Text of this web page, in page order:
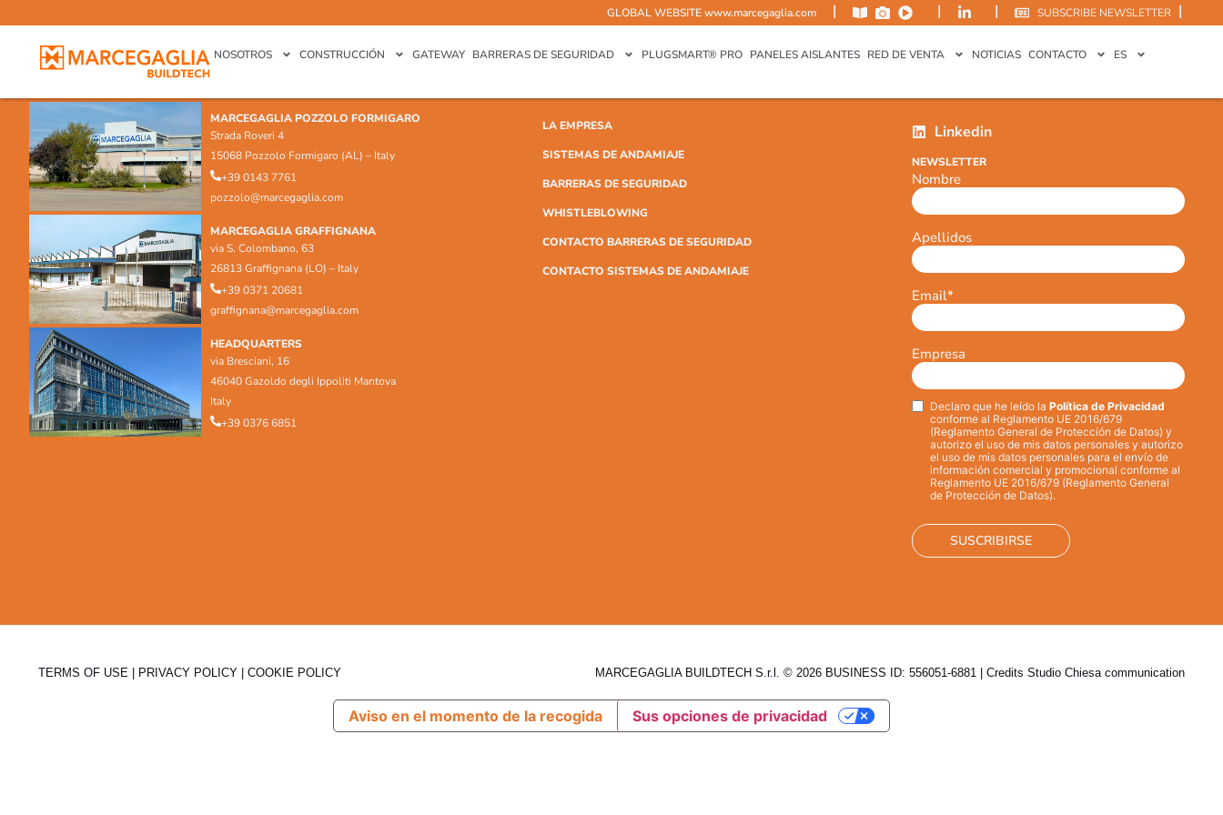
GLOBAL WEBSITEwww.marcegaglia.com | | | SUBSCRIBE NEWSLETTER |
NOSOTROS CONSTRUCCIÓN GATEWAY BARRERAS DE SEGURIDAD PLUGSMART® PRO PANELES AISLANTES RED DE VENTA NOTICIAS CONTACTO ES
MARCEGAGLIA POZZOLO FORMIGARO
Strada Roveri 4
15068 Pozzolo Formigaro (AL) – Italy
+39 0143 7761
pozzolo@marcegaglia.com
MARCEGAGLIA GRAFFIGNANA
via S. Colombano, 63
26813 Graffignana (LO) – Italy
+39 0371 20681
graffignana@marcegaglia.com
HEADQUARTERS
via Bresciani, 16
46040 Gazoldo degli Ippoliti Mantova
Italy
+39 0376 6851
LA EMPRESA
SISTEMAS DE ANDAMIAJE
BARRERAS DE SEGURIDAD
WHISTLEBLOWING
CONTACTO BARRERAS DE SEGURIDAD
CONTACTO SISTEMAS DE ANDAMIAJE
Linkedin
NEWSLETTER
Nombre
Apellidos
Email*
Empresa
Privacy*
Declaro que he leído la Política de Privacidad
conforme al Reglamento UE 2016/679
(Reglamento General de Protección de Datos) y
autorizo el uso de mis datos personales y autorizo
el uso de mis datos personales para el envío de
información comercial y promocional conforme al
Reglamento UE 2016/679 (Reglamento General
de Protección de Datos).
TERMS OF USE PRIVACY POLICY COOKIE POLICY MARCEGAGLIA BUILDTECH S.r.l. © 2026 BUSINESS ID: 556051-6881 | Credits Studio Chiesa communication
Aviso en el momento de la recogida Sus opciones de privacidad